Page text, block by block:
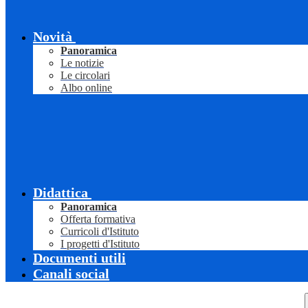
Novità
Panoramica
Le notizie
Le circolari
Albo online
Didattica
Panoramica
Offerta formativa
Curricoli d'Istituto
I progetti d'Istituto
Documenti utili
Canali social